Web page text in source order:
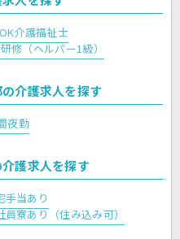
介護福祉士
修（ヘルパー1級）
介護求人を探す
夜勤
護求人を探す
手当あり
員寮あり（住み込み可）